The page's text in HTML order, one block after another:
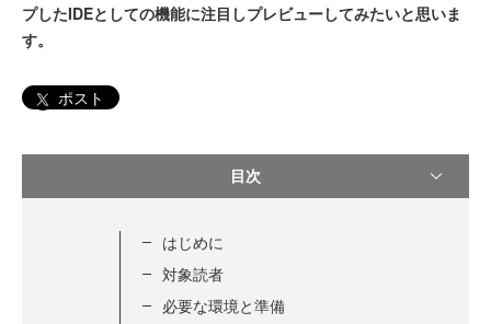
プしたIDEとしての機能に注目しプレビューしてみたいと思いま
す。
ポスト
目次
はじめに
対象読者
必要な環境と準備